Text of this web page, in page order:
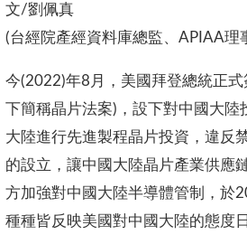
文/劉佩真
(台經院產經資料庫總監、APIAA理
今(2022)年8月，美國拜登總統正式
下簡稱晶片法案)，設下對中國大陸
大陸進行先進製程晶片投資，違反
的設立，讓中國大陸晶片產業供應
方加強對中國大陸半導體管制，於
種種皆反映美國對中國大陸的態度